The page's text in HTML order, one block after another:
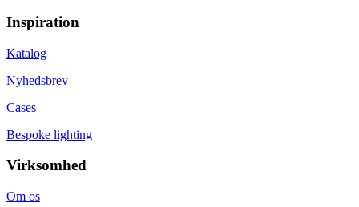
Inspiration
Katalog
Nyhedsbrev
Cases
Bespoke lighting
Virksomhed
Om os